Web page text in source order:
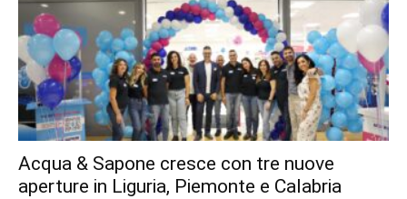
Acqua & Sapone cresce con tre nuove
aperture in Liguria, Piemonte e Calabria